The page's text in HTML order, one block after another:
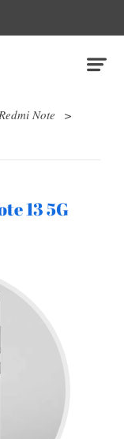
Note
>
13 5G